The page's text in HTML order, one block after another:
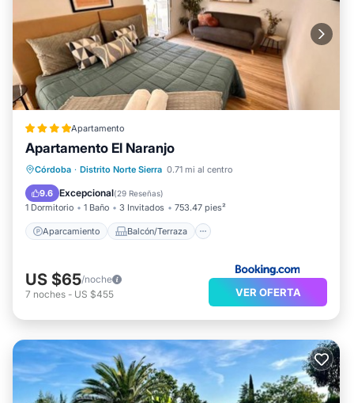
Apartamento
Apartamento El Naranjo
Córdoba · Distrito Norte Sierra 0.71 mi al centro
9.6 Excepcional(29 Reseñas)
1 Dormitorio 1 Baño 3 Invitados 753.47 pies²
Aparcamiento Balcón/Terraza
Aparcamiento
Balcón/Terraza
Aire acondicionado
US $65/noche
7 noches - US $455 VER OFERTA